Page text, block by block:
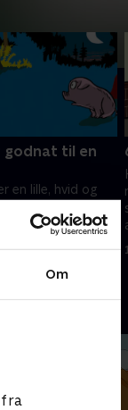
Om
fra
godnat til en
en lille, hvid og
Han har
og gør tingene